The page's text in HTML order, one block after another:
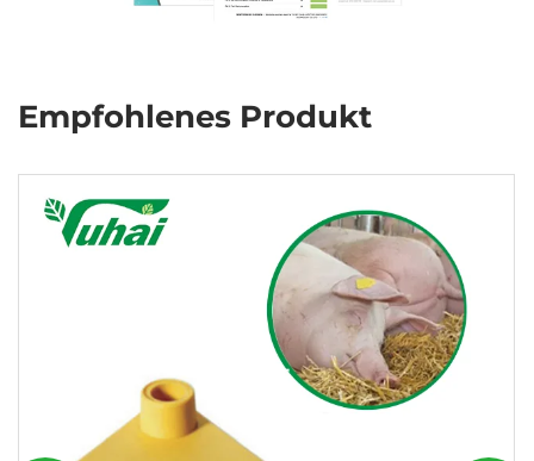
Empfohlenes Produkt